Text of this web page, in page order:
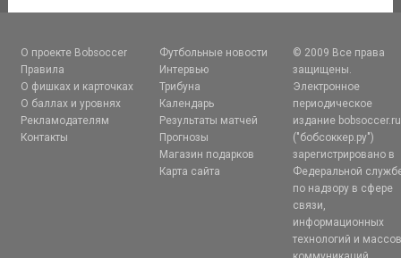
О проекте Bobsoccer
Правила
О фишках и карточках
О баллах и уровнях
Рекламодателям
Контакты
Футбольные новости
Интервью
Трибуна
Календарь
Результаты матчей
Прогнозы
Магазин подарков
Карта сайта
© 2009 Все права
защищены.
Электронное
периодическое
издание bobsoccer.ru
("бобсоккер.ру")
зарегистрировано в
Федеральной
по надзору в сфере
связи,
информационных
технологий и